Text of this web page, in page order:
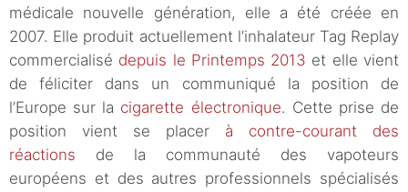
médicale nouvelle génération, elle a été créée en
2007. Elle produit actuellement l’inhalateur Tag Replay
commercialisé depuis le Printemps 2013 et elle vient
de féliciter dans un communiqué la position de
l’Europe sur la cigarette électronique. Cette prise de
position vient se placer à contre-courant des
réactions de la communauté des vapoteurs
européens et des autres professionnels spécialisés